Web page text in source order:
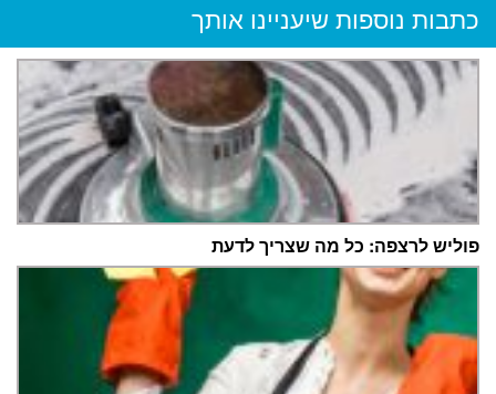
כתבות נוספות שיעניינו אותך
פוליש לרצפה: כל מה שצריך לדעת